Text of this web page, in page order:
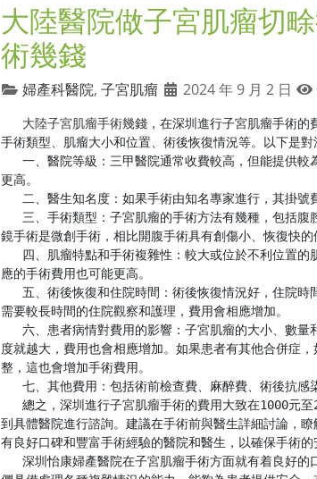
大陸醫院做子宮肌瘤切
術幾錢
婦產科醫院, 子宮肌瘤 2024 年 9 月 2 日
大陸子宮肌瘤手術幾錢 ，在深圳進行子宮肌瘤手術的
手術類型、肌瘤大小和位置、術後恢復情況等。以下是
更高。
鏡手術是微創手術，相比開腹手術具有創傷小、恢復快的
應的手術費用也可能更高。
需要較長時間的住院觀察和護理，費用會相應增加。
度就越大，費用也會相應增加。如果患者有其他合併症
整，這也會增加手術費用。
到具體醫院進行諮詢。建議在手術前與醫生詳細討論，
有良好口碑和豐富手術經驗的醫院和醫生，以確保手術的